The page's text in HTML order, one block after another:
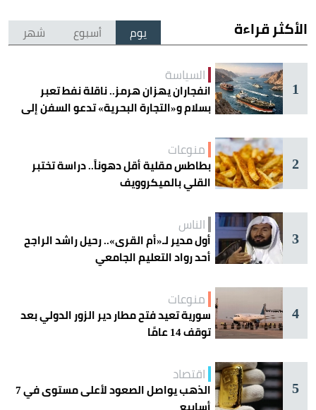
الأكثر قراءة يوم أسبوع شهر
1
السياسة
انفجاران يهزان هرمز.. ناقلة نفط تعبر
بسلام و«التجارة البحرية» تدعو السفن إلى
2
منوعات
بطاطس مقلية أقل دهوناً.. دراسة تختبر
القلي بالميكروويف
3
الناس
أول مدير لـ«أم القرى».. رحيل راشد الراجح
أحد رواد التعليم الجامعي
4
منوعات
سورية تعيد فتح مطار دير الزور الدولي بعد
توقف 14 عامًا
5
اقتصاد
الذهب يواصل الصعود لأعلى مستوى في 7